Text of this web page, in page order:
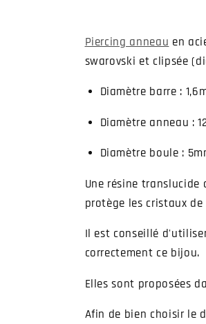
Piercing anneau en
swarovski et clipsée
Diamètre barre :
Diamètre anneau :
Diamètre boule :
Une résine translucide
protège les cristaux de
Il est conseillé
correctement ce bijou.
Elles sont proposées
Afin de bien choisir le